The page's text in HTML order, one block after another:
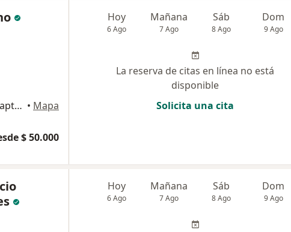
CRA 8#Edificio villa amparo Torre 2 apto 504, Floridablanca • Mapa
$ 50.000
Hoy
6 Ago
Mañana
7 Ago
Sáb
8 Ago
Dom
9 Ago
La reserva de citas en línea no está
disponible
Solicita una cita
Hoy
6 Ago
Mañana
7 Ago
Sáb
8 Ago
Dom
9 Ago